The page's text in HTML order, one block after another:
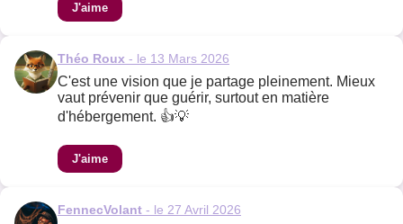
J'aime
Théo Roux - le 13 Mars 2026
C'est une vision que je partage pleinement. Mieux
vaut prévenir que guérir, surtout en matière
d'hébergement. 👍💡
J'aime
FennecVolant - le 27 Avril 2026